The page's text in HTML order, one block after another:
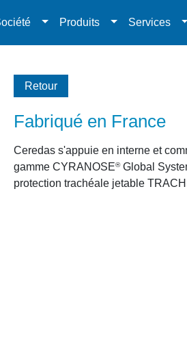
Produits Services
Retour
Fabriqué en France
Ceredas s'appuie en interne et
gamme CYRANOSE®Global
protection trachéale jetable